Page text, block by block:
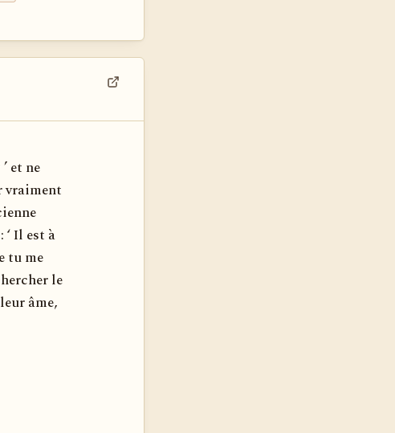
et ne
vraiment
Il est à
tu me
le
âme,